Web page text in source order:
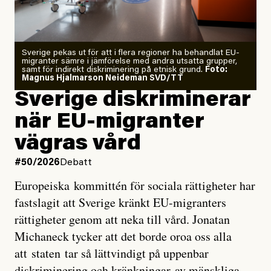
starkaste som uppmätts
Zeke Hausfather är chockad igen efter att ha
analyserat hur de olika klimatmodellerna bedömer
läget för hur den begynnande El Niño-händelsen ska
utveckla sig. El Niño är ett återkommande
väderfenomen som uppstår när havsvattnet i delar av
Stilla havet blir ovanligt varmt. Det påverkar vädret
över stora delar av världen och under
forskare allt oftare varnat för att den här El Niñon
Det verkar vara en underdrift, menar nu Zeke
Hausfather.
”Det ser ut som att årets El Niño inte bara med stor
Sverige pekas ut för att i flera regioner ha behandlat EU-
migranter sämre i jämförelse med andra utsatta grupper,
samt för indirekt diskriminering på etnisk grund. Foto:
Magnus Hjalmarson Neideman SVD/TT
Sverige diskriminerar
när EU-migranter
vägras vård
#50/2026 Debatt
Europeiska kommittén för sociala rättigheter har
fastslagit att Sverige kränkt EU-migranters
rättigheter genom att neka till vård. Jonatan
Michaneck tycker att det borde oroa oss alla
att staten tar så lättvindigt på uppenbar